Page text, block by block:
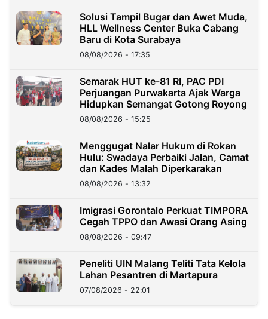
Solusi Tampil Bugar dan Awet Muda,
HLL Wellness Center Buka Cabang
Baru di Kota Surabaya
08/08/2026 - 17:35
Semarak HUT ke-81 RI, PAC PDI
Perjuangan Purwakarta Ajak Warga
Hidupkan Semangat Gotong Royong
08/08/2026 - 15:25
Menggugat Nalar Hukum di Rokan
Hulu: Swadaya Perbaiki Jalan, Camat
dan Kades Malah Diperkarakan
08/08/2026 - 13:32
Imigrasi Gorontalo Perkuat TIMPORA
Cegah TPPO dan Awasi Orang Asing
08/08/2026 - 09:47
Peneliti UIN Malang Teliti Tata Kelola
Lahan Pesantren di Martapura
07/08/2026 - 22:01